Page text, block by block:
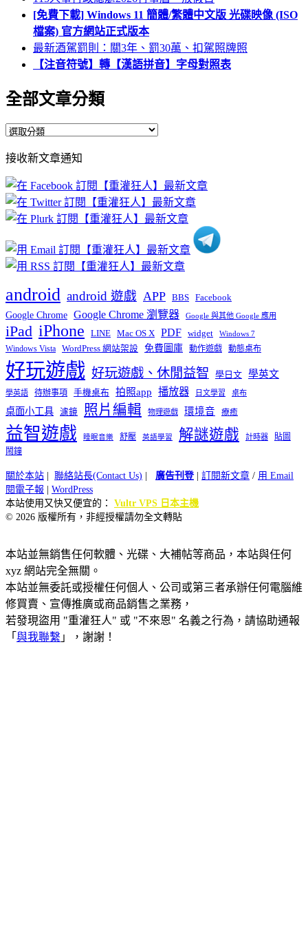
[免費下載] Windows 11 簡體/繁體中文版 光碟映像 (ISO
檔案) 官方網站正式版本
最新酒駕罰則：關3年、罰30萬、扣駕照牌照
【注音符號】轉【漢語拼音】字母對照表
全部文章分類
全
文
章
分
類
接收新文章通知
android android 遊戲 APP BBS Facebook
Google Chrome Google Chrome 瀏覽器 Google 與其他 Google 應用
iPad iPhone LINE Mac OS X PDF widget Windows 7
Windows Vista WordPress 網站架設 免費圖庫 動作遊戲 動態桌布
好玩遊戲 好玩遊戲、休閒益智 學日文 學英文
學英語 待辦事項 手機桌布 拍照app 播放器 日文學習 桌布
桌面小工具 濾鏡 照片編輯 物理遊戲 環境音 療癒
益智遊戲 睡眠音樂 舒壓 英語學習 解謎遊戲 計時器
貼圖
鬧鐘
關於本站 聯絡站長(Contact Us) 廣告刊登| 訂閱新文章 / 用 Email
閱電子報
WordPress
本站使用又快又便宜的： Vultr VPS 日本主機
© 2026 版權所有，非經授權請勿全文轉貼
本站並無銷售任何軟體、光碟、大補帖等商品，本站與任何
xyz 網站完全無關。
本站並無委託或授權任何個人、公司或第三者承辦任何電腦維
修買賣、宣傳推廣或商品銷售之業務，
若發現盜用 "重灌狂人" 或 "不來恩" 名義之行為，請協助通報
「 與我聯繫 」，謝謝！